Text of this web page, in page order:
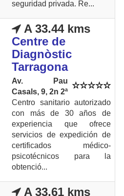
seguridad privada. Re...
A 33.44 kms
Centre de
Diagnòstic
Tarragona
Av. Pau
Casals, 9, 2n 2ª
Centro sanitario autorizado
con más de 30 años de
experiencia que ofrece
servicios de expedición de
certificados médico-
psicotécnicos para la
obtenció...
A 33.61 kms